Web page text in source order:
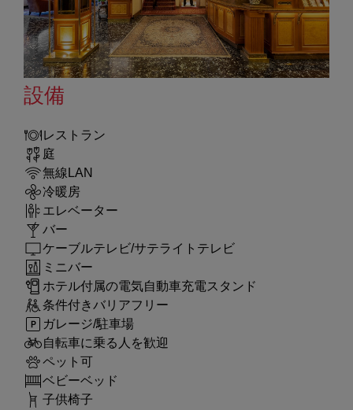
設備
レストラン
庭
無線LAN
冷暖房
エレベーター
バー
ケーブルテレビ/サテライトテレビ
ミニバー
ホテル付属の電気自動車充電スタンド
条件付きバリアフリー
ガレージ/駐車場
自転車に乗る人を歓迎
ペット可
ベビーベッド
子供椅子